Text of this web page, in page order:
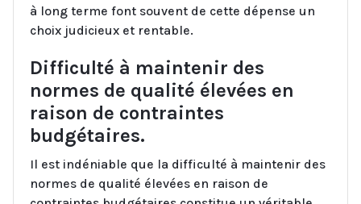
à long terme font souvent de cette dépense un
choix judicieux et rentable.
Difficulté à maintenir des
normes de qualité élevées en
raison de contraintes
budgétaires.
Il est indéniable que la difficulté à maintenir des
normes de qualité élevées en raison de